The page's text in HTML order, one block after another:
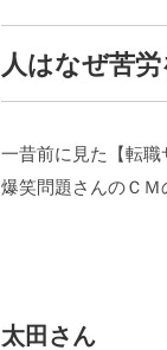
人はなぜ苦
一昔前に見た【転
爆笑問題さんのＣＭ
太田さん